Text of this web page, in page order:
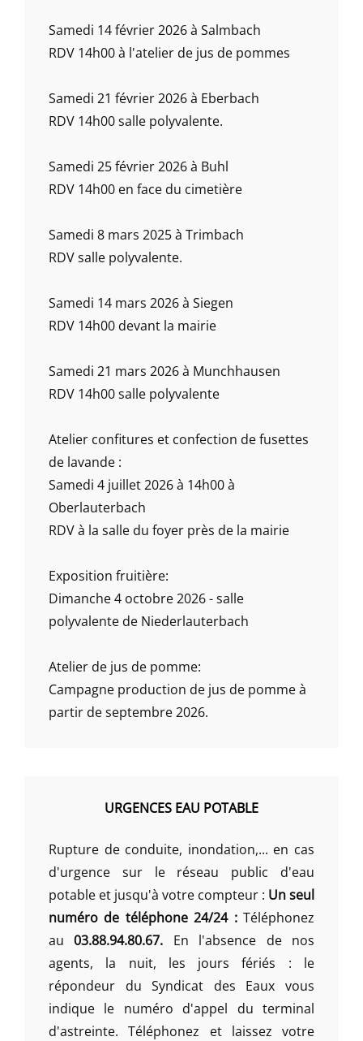
Samedi 14 février 2026 à Salmbach
RDV 14h00 à l'atelier de jus de pommes
Samedi 21 février 2026 à Eberbach
RDV 14h00 salle polyvalente.
Samedi 25 février 2026 à Buhl
RDV 14h00 en face du cimetière
Samedi 8 mars 2025 à Trimbach
RDV salle polyvalente.
Samedi 14 mars 2026 à Siegen
RDV 14h00 devant la mairie
Samedi 21 mars 2026 à Munchhausen
RDV 14h00 salle polyvalente
Atelier confitures et confection de fusettes
de lavande :
Samedi 4 juillet 2026 à 14h00 à
Oberlauterbach
RDV à la salle du foyer près de la mairie
Exposition fruitière:
Dimanche 4 octobre 2026 - salle
polyvalente de Niederlauterbach
Atelier de jus de pomme:
Campagne production de jus de pomme à
partir de septembre 2026.
URGENCES EAU POTABLE
Rupture de conduite, inondation,... en cas
d'urgence sur le réseau public d'eau
potable et jusqu'à votre compteur : Un seul
numéro de téléphone 24/24 :Téléphonez
au03.88.94.80.67. En l'absence de nos
agents, la nuit, les jours fériés : le
répondeur du Syndicat des Eaux vous
indique le numéro d'appel du terminal
d'astreinte. Téléphonez et laissez votre